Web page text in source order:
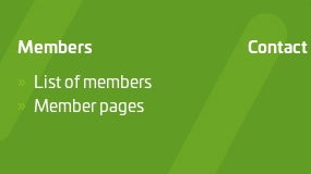
Members
List of members
Member pages